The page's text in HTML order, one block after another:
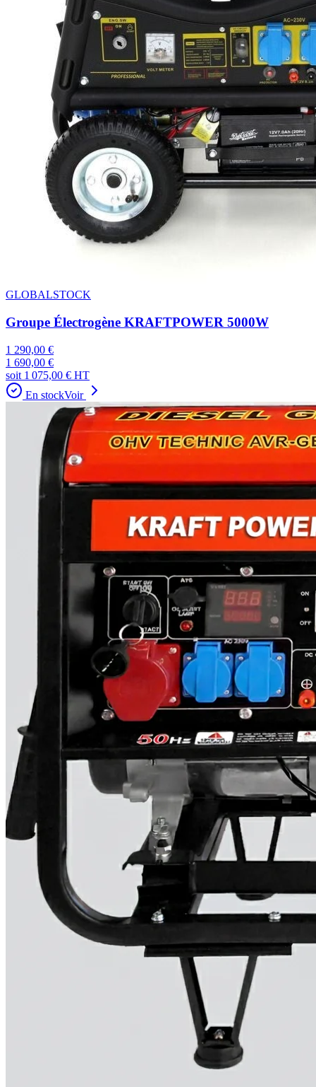
GLOBALSTOCK
Groupe Électrogène KRAFTPOWER 5000W
1 290,00 €
1 690,00 €
soit 1 075,00 € HT
En stockVoir